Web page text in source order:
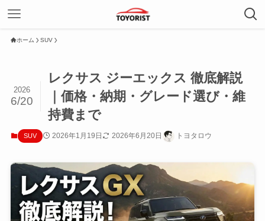
ホーム SUV
レクサス ジーエックス 徹底解説
｜価格・納期・グレード選び・維
持費まで
2026
6/20
SUV 2026年1月19日 2026年6月20日 トヨタロウ